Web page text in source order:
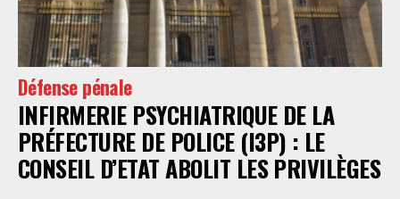
Défense pénale
INFIRMERIE PSYCHIATRIQUE DE LA
PRÉFECTURE DE POLICE (I3P) : LE
CONSEIL D’ETAT ABOLIT LES PRIVILÈGES